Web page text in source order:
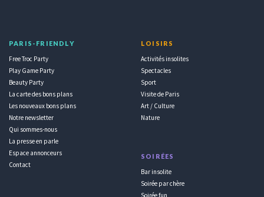
PARIS-FRIENDLY
Free Troc Party
Play Game Party
Beauty Party
La carte des bons plans
Les nouveaux bons plans
Notre newsletter
Qui sommes-nous
La presse en parle
Espace annonceurs
Contact
LOISIRS
Activités insolites
Spectacles
Sport
Visite de Paris
Art / Culture
Nature
SOIRÉES
Bar insolite
Soirée par chère
Soirée fun